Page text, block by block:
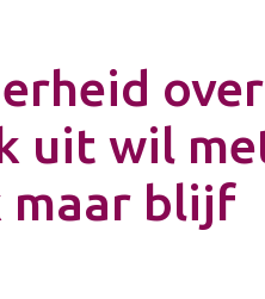
over
uit wil
maar blijf